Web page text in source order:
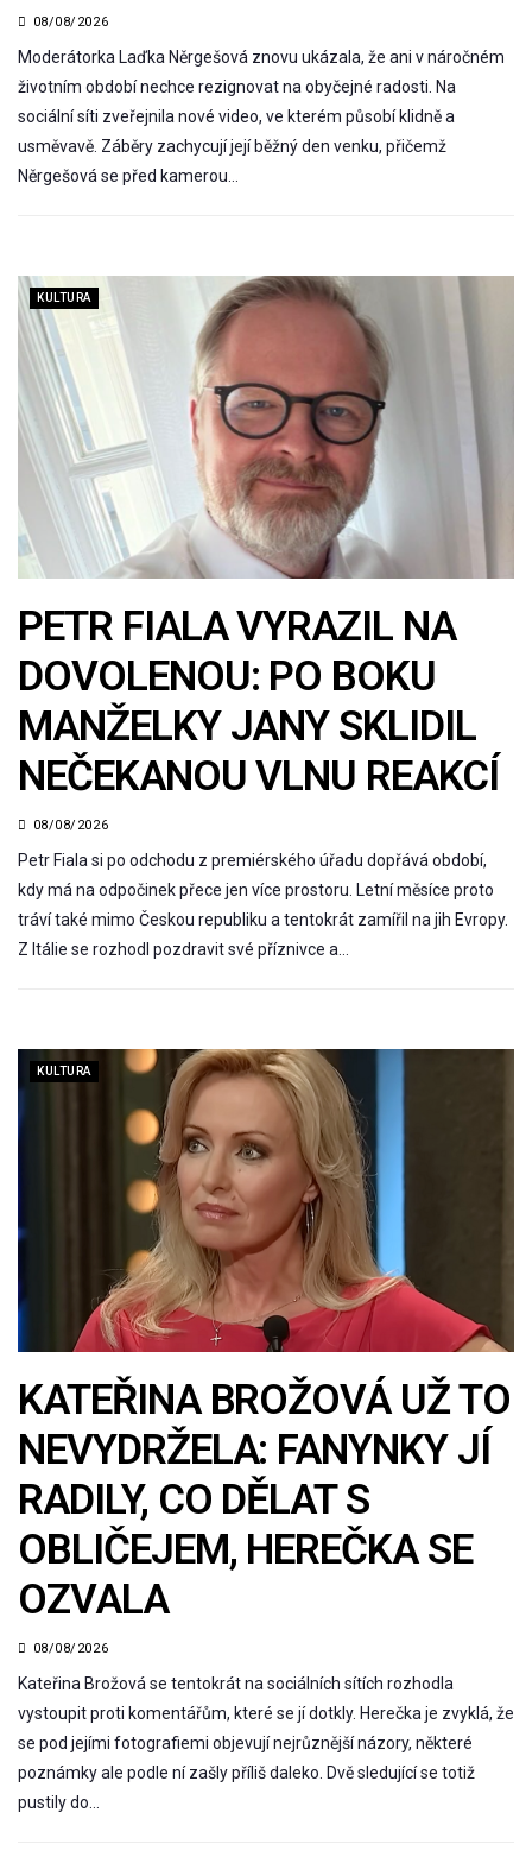
08/08/2026
Moderátorka Laďka Něrgešová znovu ukázala, že ani v náročném
životním období nechce rezignovat na obyčejné radosti. Na
sociální síti zveřejnila nové video, ve kterém působí klidně a
usměvavě. Záběry zachycují její běžný den venku, přičemž
Něrgešová se před kamerou…
KULTURA
PETR FIALA VYRAZIL NA
DOVOLENOU: PO BOKU
MANŽELKY JANY SKLIDIL
NEČEKANOU VLNU REAKCÍ
08/08/2026
Petr Fiala si po odchodu z premiérského úřadu dopřává období,
kdy má na odpočinek přece jen více prostoru. Letní měsíce proto
tráví také mimo Českou republiku a tentokrát zamířil na jih Evropy.
Z Itálie se rozhodl pozdravit své příznivce a…
KULTURA
KATEŘINA BROŽOVÁ UŽ TO
NEVYDRŽELA: FANYNKY JÍ
RADILY, CO DĚLAT S
OBLIČEJEM, HEREČKA SE
OZVALA
08/08/2026
Kateřina Brožová se tentokrát na sociálních sítích rozhodla
vystoupit proti komentářům, které se jí dotkly. Herečka je zvyklá, že
se pod jejími fotografiemi objevují nejrůznější názory, některé
poznámky ale podle ní zašly příliš daleko. Dvě sledující se totiž
pustily do…